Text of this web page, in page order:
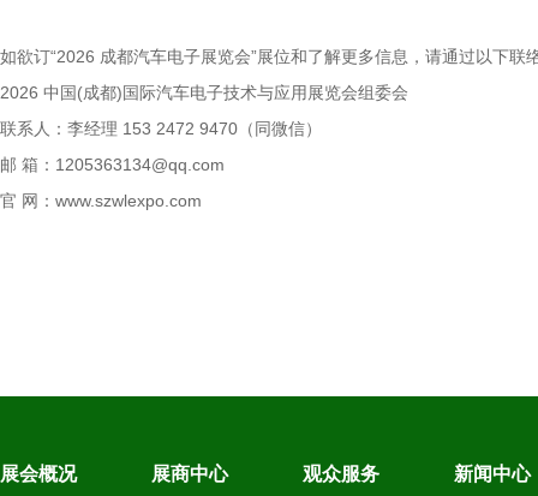
如欲订“2026 成都汽车电子展览会”展位和了解更多信息，请通过以下联
2026 中国(成都)国际汽车电子技术与应用展览会组委会
联系人：李经理 153 2472 9470（同微信）
邮 箱：1205363134@qq.com
官 网：www.szwlexpo.com
展会概况 展商中心 观众服务 新闻中心